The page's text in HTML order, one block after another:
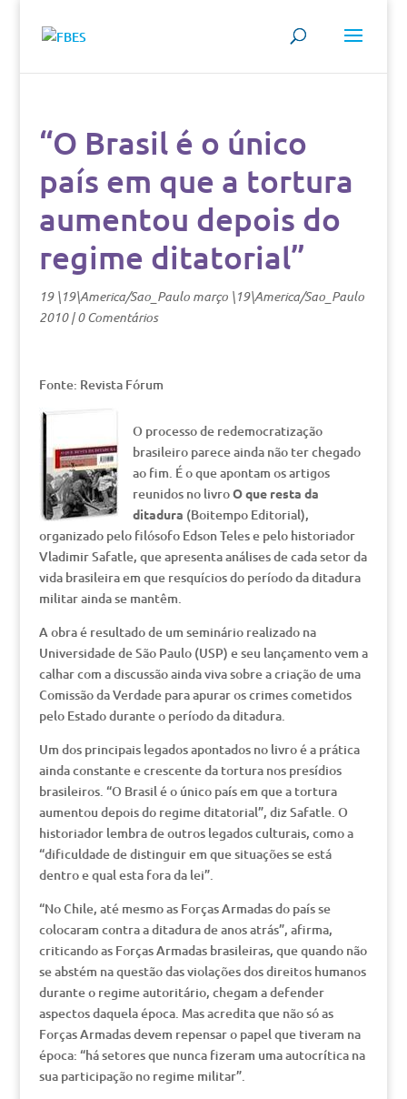
“O Brasil é o único
país em que a tortura
aumentou depois do
regime ditatorial”
19 \19\America/Sao_Paulo março \19\America/Sao_Paulo
2010|0 Comentários
Fonte: Revista Fórum
O processo de redemocratização
brasileiro parece ainda não ter chegado
ao fim. É o que apontam os artigos
reunidos no livroO que resta da
ditadura (Boitempo Editorial),
organizado pelo filósofo Edson Teles e pelo historiador
Vladimir Safatle, que apresenta análises de cada setor da
vida brasileira em que resquícios do período da ditadura
militar ainda se mantêm.
A obra é resultado de um seminário realizado na
Universidade de São Paulo (USP) e seu lançamento vem a
calhar com a discussão ainda viva sobre a criação de uma
Comissão da Verdade para apurar os crimes cometidos
pelo Estado durante o período da ditadura.
Um dos principais legados apontados no livro é a prática
ainda constante e crescente da tortura nos presídios
brasileiros. “O Brasil é o único país em que a tortura
aumentou depois do regime ditatorial”, diz Safatle. O
historiador lembra de outros legados culturais, como a
“dificuldade de distinguir em que situações se está
dentro e qual esta fora da lei”.
“No Chile, até mesmo as Forças Armadas do país se
colocaram contra a ditadura de anos atrás”, afirma,
criticando as Forças Armadas brasileiras, que quando não
se abstém na questão das violações dos direitos humanos
durante o regime autoritário, chegam a defender
aspectos daquela época. Mas acredita que não só as
Forças Armadas devem repensar o papel que tiveram na
época: “há setores que nunca fizeram uma autocrítica na
sua participação no regime militar”.